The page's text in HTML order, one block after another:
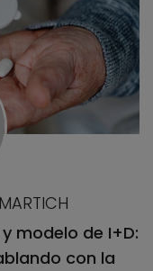
modelo de I+D:
con la